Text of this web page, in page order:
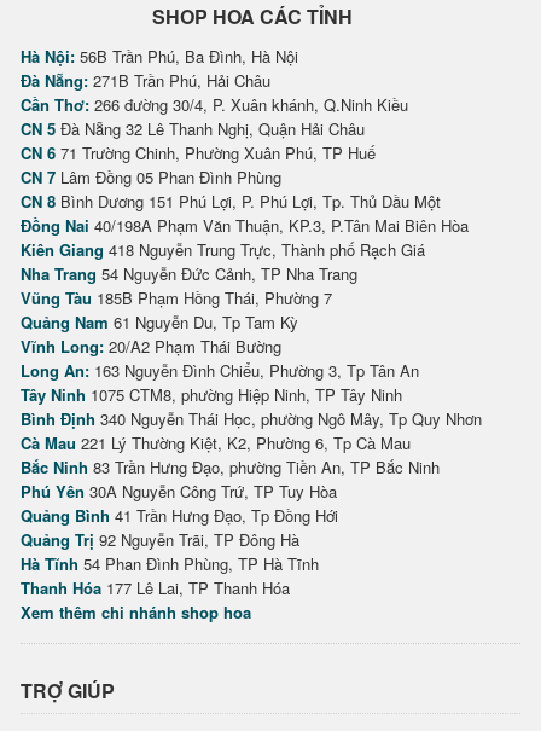
SHOP HOA CÁC TỈNH
Hà Nội: 56B Trần Phú, Ba Đình, Hà Nội
Đà Nẵng: 271B Trần Phú, Hải Châu
Cần Thơ: 266 đường 30/4, P. Xuân khánh, Q.Ninh Kiều
CN 5 Đà Nẵng 32 Lê Thanh Nghị, Quận Hải Châu
CN 6 71 Trường Chinh, Phường Xuân Phú, TP Huế
CN 7 Lâm Đồng 05 Phan Đình Phùng
CN 8 Bình Dương 151 Phú Lợi, P. Phú Lợi, Tp. Thủ Dầu Một
Đồng Nai 40/198A Phạm Văn Thuận, KP.3, P.Tân Mai Biên Hòa
Kiên Giang 418 Nguyễn Trung Trực, Thành phố Rạch Giá
Nha Trang 54 Nguyễn Đức Cảnh, TP Nha Trang
Vũng Tàu 185B Phạm Hồng Thái, Phường 7
Quảng Nam 61 Nguyễn Du, Tp Tam Kỳ
Vĩnh Long: 20/A2 Phạm Thái Bường
Long An: 163 Nguyễn Đình Chiểu, Phường 3, Tp Tân An
Tây Ninh 1075 CTM8, phường Hiệp Ninh, TP Tây Ninh
Bình Định 340 Nguyễn Thái Học, phường Ngô Mây, Tp Quy Nhơn
Cà Mau 221 Lý Thường Kiệt, K2, Phường 6, Tp Cà Mau
Bắc Ninh 83 Trần Hưng Đạo, phường Tiền An, TP Bắc Ninh
Phú Yên 30A Nguyễn Công Trứ, TP Tuy Hòa
Quảng Bình 41 Trần Hưng Đạo, Tp Đồng Hới
Quảng Trị 92 Nguyễn Trãi, TP Đông Hà
Hà Tĩnh 54 Phan Đình Phùng, TP Hà Tĩnh
Thanh Hóa 177 Lê Lai, TP Thanh Hóa
Xem thêm chi nhánh shop hoa
TRỢ GIÚP